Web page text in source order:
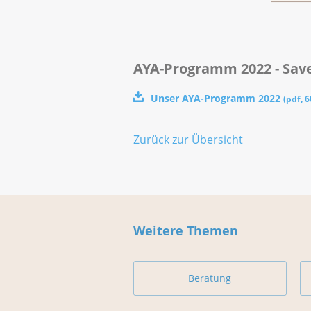
AYA-Programm 2022 -
Unser AYA-Programm 2022 (pdf,
Zurück zur Übersicht
Weitere Themen
Beratung